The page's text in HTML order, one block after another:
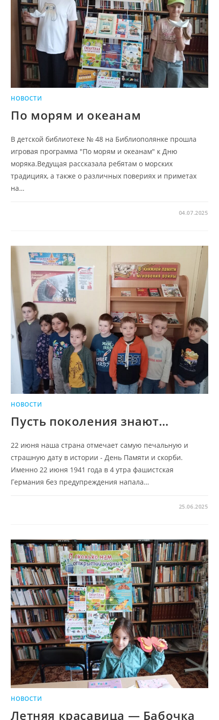
НОВОСТИ
По морям и океанам
В детской библиотеке № 48 на Библиополянке прошла
игровая программа "По морям и океанам" к Дню
моряка.Ведущая рассказала ребятам о морских
традициях, а также о различных повериях и приметах
на…
04.07.2025
НОВОСТИ
Пусть поколения знают…
22 июня наша страна отмечает самую печальную и
страшную дату в истории - День Памяти и скорби.
Именно 22 июня 1941 года в 4 утра фашистская
Германия без предупреждения напала…
25.06.2025
НОВОСТИ
Летняя красавица — Бабочка